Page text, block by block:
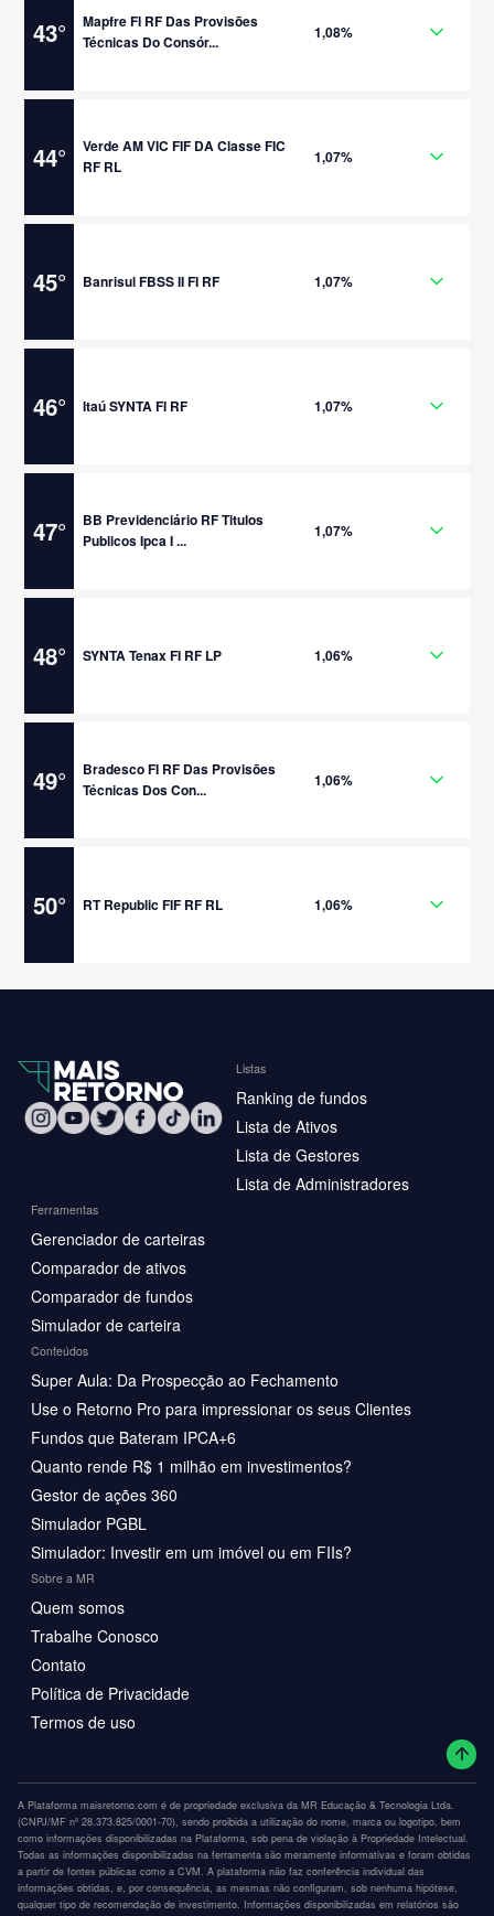
43°
Mapfre FI RF Das Provisões
Técnicas Do Consór...
1,08%
44°
Verde AM VIC FIF DA Classe FIC
RF RL
1,07%
45° Banrisul FBSS II FI RF 1,07%
46° Itaú SYNTA FI RF 1,07%
47°
BB Previdenciário RF Titulos
Publicos Ipca I ...
1,07%
48° SYNTA Tenax FI RF LP 1,06%
49°
Bradesco FI RF Das Provisões
Técnicas Dos Con...
1,06%
50° RT Republic FIF RF RL 1,06%
Listas
Ranking de fundos
Lista de Ativos
Lista de Gestores
Lista de Administradores
Ferramentas
Gerenciador de carteiras
Comparador de ativos
Comparador de fundos
Simulador de carteira
Conteúdos
Super Aula: Da Prospecção ao Fechamento
Use o Retorno Pro para impressionar os seus Clientes
Fundos que Bateram IPCA+6
Quanto rende R$ 1 milhão em investimentos?
Gestor de ações 360
Simulador PGBL
Simulador: Investir em um imóvel ou em FIIs?
Sobre a MR
Quem somos
Trabalhe Conosco
Contato
Política de Privacidade
Termos de uso
A Plataforma maisretorno.com é de propriedade exclusiva da MR Educação & Tecnologia Ltda.
(CNPJ/MF nº 28.373.825/0001-70), sendo proibida a utilização do nome, marca ou logotipo, bem
como informações disponibilizadas na Plataforma, sob pena de violação à Propriedade Intelectual.
Todas as informações disponibilizadas na ferramenta são meramente informativas e foram obtidas
a partir de fontes públicas como a CVM. A plataforma não faz conferência individual das
informações obtidas, e, por consequência, as mesmas não configuram, sob nenhuma hipótese,
qualquer tipo de recomendação de investimento. Informações disponibilizadas em relatórios são